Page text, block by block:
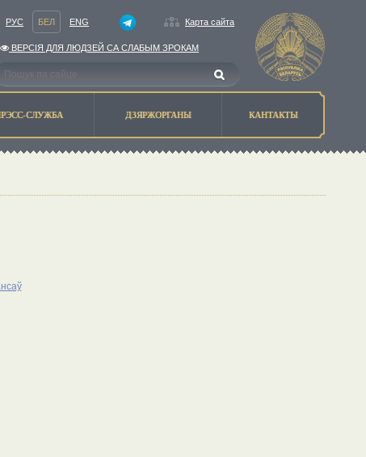
РУС БЕЛ ENG Карта сайта
ВЕРСIЯ ДЛЯ ЛЮДЗЕЙ СА СЛАБЫМ ЗРОКАМ
СЛУЖБА ДЗЯРЖОРГАНЫ КАНТАКТЫ